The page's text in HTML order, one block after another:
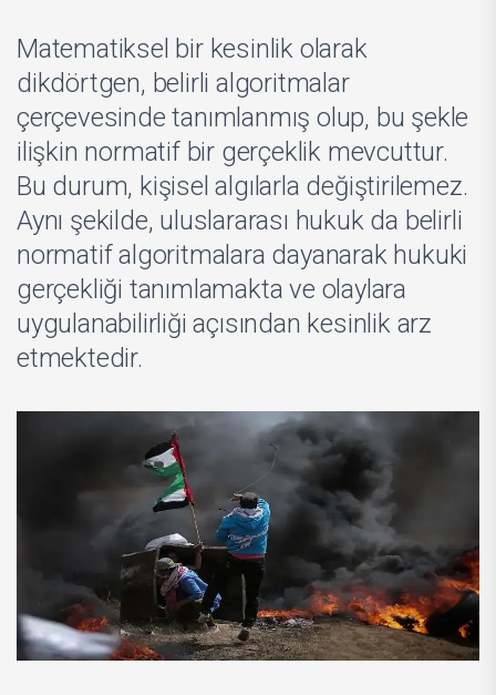
Matematiksel bir kesinlik olarak
dikdörtgen, belirli algoritmalar
çerçevesinde tanımlanmış olup, bu şekle
ilişkin normatif bir gerçeklik mevcuttur.
Bu durum, kişisel algılarla değiştirilemez.
Aynı şekilde, uluslararası hukuk da belirli
normatif algoritmalara dayanarak hukuki
gerçekliği tanımlamakta ve olaylara
uygulanabilirliği açısından kesinlik arz
etmektedir.